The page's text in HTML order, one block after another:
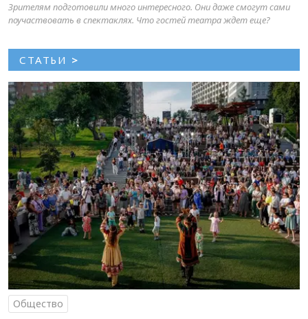
Зрителям подготовили много интересного. Они даже смогут сами
поучаствовать в спектаклях. Что гостей театра ждет еще?
СТАТЬИ >
Общество